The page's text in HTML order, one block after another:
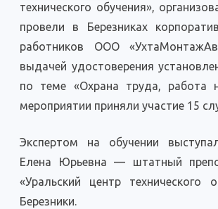
технического обучения»,
провели в Березниках
работников ООО
выдачей удостоверения
по теме «Охрана труда, работа
мероприятии приняли участие 15
Экспертом на обучении
Елена Юрьевна — штатный
«Уральский центр технического
Березники.